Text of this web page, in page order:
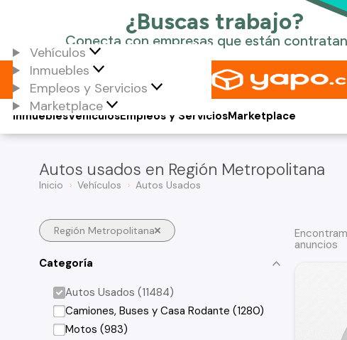
Vehículos
Inmuebles
Empleos y Servicios
Marketplace
Vehículos
Inmuebles Empleos y ServiciosMarketplace
Autos usados en Región Metropolitana
Inicio Vehículos Autos Usados
Región Metropolitana
Categoría
Autos Usados (11484)
Camiones, Buses y Casa Rodante (1280)
Motos (983)
anuncios